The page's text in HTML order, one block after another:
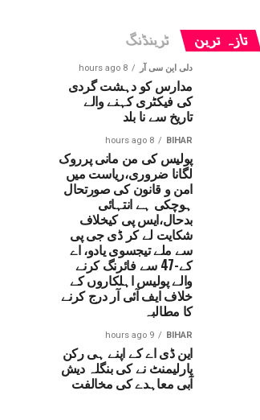
تازہ ترین ٹرینڈنگ
دلی این سی آر 8 hours ago
مدارس کو دہشت گردی
کی فیکٹری کہنے والے
تاریخ سے نا بلد
BIHAR
8 hours ago
پولیس کی من مانی پرروک
لگانا ضروری،ریاست میں
امن و قانون کی صورتحال
ہوچکی ہے انتہائی
بدحال،ایس پی کیخلاف
شکایت لے کر ڈی جی پی
سے ملے تیجسوی یادو، اے
کے-47 سے فائرنگ کرنے
والے پولیس اہلکاروں کے
خلاف ایف آئی آر درج کرنے
کا مطالبہ
BIHAR
9 hours ago
این ڈی اے کے اپنے ہی رکن
پارلیمنٹ نے کی بنگلہ دیش
آبی معاہدے کی مخالفت